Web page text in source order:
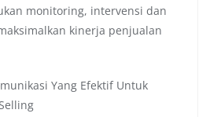
monitoring, intervensi dan
kinerja penjualan
Yang Efektif Untuk